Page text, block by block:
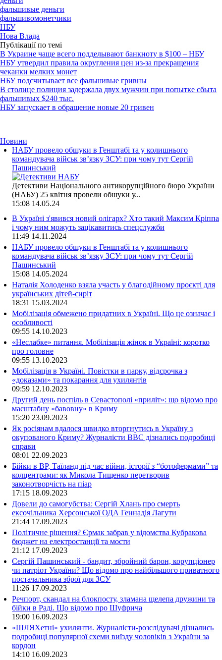
фальшивые деньги
фальшивомонетчики
НБУ
Нова Влада
Публікації по темі
В Украине чаще всего подделывают банкноту в $100 – НБУ
НБУ утвердил правила округления цен из-за прекращения
чеканки мелких монет
НБУ подсчитывает все фальшивые гривны
В столице полиция задержала двух мужчин при попытке сбыта
фальшивых $240 тыс.
НБУ запускает в обращение новые 20 гривен
Новини
НАБУ провело обшуки в Генштабі та у колишнього
командувача військ зв’язку ЗСУ: при чому тут Сергій
Пашинський
Детективи Національного антикорупційного бюро України
(НАБУ) 25 квітня провели обшуки у...
15:08 14.05.24
В Україні з'явився новий олігарх? Хто такий Максим Кріппа
і чому ним можуть зацікавитись спецслужби
11:49 14.11.2024
НАБУ провело обшуки в Генштабі та у колишнього
командувача військ зв’язку ЗСУ: при чому тут Сергій
Пашинський
15:08 14.05.2024
Наталія Холоденко взяла участь у благодійному проєкті для
українських дітей-сиріт
18:31 15.03.2024
Мобілізація обмежено придатних в Україні. Що це означає і
особливості
09:55 14.10.2023
«Неслабке» питання. Мобілізація жінок в Україні: коротко
про головне
09:55 13.10.2023
Мобілізація в Україні. Повістки в парку, відсрочка з
«доказами» та покарання для ухилянтів
09:59 12.10.2023
Другий день поспіль в Севастополі «приліт»: що відомо про
масштабну «бавовну» в Криму
15:20 23.09.2023
Як росіянам вдалося швидко вторгнутись в Україну з
окупованого Криму? Журналісти ВВС дізнались подробиці
справи
08:01 22.09.2023
Бійки в ВР, Таїланд під час війни, історії з “ботофермами” та
колцентрами: як Микола Тищенко перетворив
законотворчість на піар
17:15 18.09.2023
Довели до самогубства: Сергій Хлань про смерть
ексочільника Херсонської ОДА Геннадія Лагути
21:44 17.09.2023
Політичне рішення? Єрмак забрав у відомства Кубракова
бюджет на електростанції та мости
21:12 17.09.2023
Сергій Пашинський - бандит, збройний барон, корупціонер
чи патріот України? Що відомо про найбільшого приватного
постачальника зброї для ЗСУ
11:26 17.09.2023
Речпорт, скандал на блокпосту, зламана щелепа дружини та
бійки в Раді. Що відомо про Шуфрича
19:00 16.09.2023
«ШЛЯХетні» ухилянти. Журналісти-розслідувачі дізнались
подробиці популярної схеми виїзду чоловіків з України за
кордон
14:10 16.09.2023